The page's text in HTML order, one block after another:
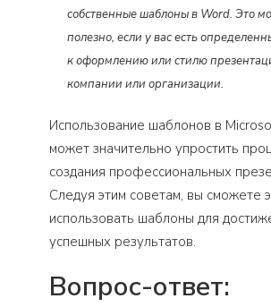
собственные шаблоны в Word. Это
полезно, если у вас есть
к оформлению или стилю
компании или организации.
Использование шаблонов в
может значительно упростить
создания профессиональных
Следуя этим советам, вы сможете
использовать шаблоны для
успешных результатов.
Вопрос-ответ: